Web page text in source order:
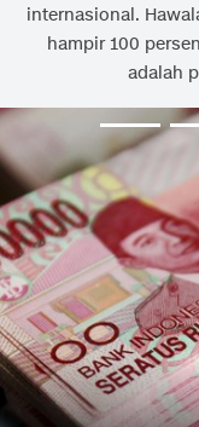
internasional.
hampir 100
adalah